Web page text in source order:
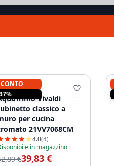
AQUATRIMO
Vivaldi
classico a
per cucina
21VV7068CM
4.0(4)
in magazzino
€39,83 €